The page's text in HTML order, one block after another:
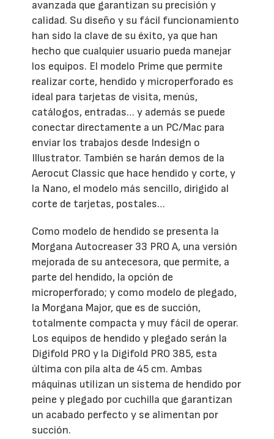
avanzada que garantizan su precisión y
calidad. Su diseño y su fácil funcionamiento
han sido la clave de su éxito, ya que han
hecho que cualquier usuario pueda manejar
los equipos. El modelo Prime que permite
realizar corte, hendido y microperforado es
ideal para tarjetas de visita, menús,
catálogos, entradas… y además se puede
conectar directamente a un PC/Mac para
enviar los trabajos desde Indesign o
Illustrator. También se harán demos de la
Aerocut Classic que hace hendido y corte, y
la Nano, el modelo más sencillo, dirigido al
corte de tarjetas, postales…
Como modelo de hendido se presenta la
Morgana Autocreaser 33 PRO A, una versión
mejorada de su antecesora, que permite, a
parte del hendido, la opción de
microperforado; y como modelo de plegado,
la Morgana Major, que es de succión,
totalmente compacta y muy fácil de operar.
Los equipos de hendido y plegado serán la
Digifold PRO y la Digifold PRO 385, esta
última con pila alta de 45 cm. Ambas
máquinas utilizan un sistema de hendido por
peine y plegado por cuchilla que garantizan
un acabado perfecto y se alimentan por
succión.